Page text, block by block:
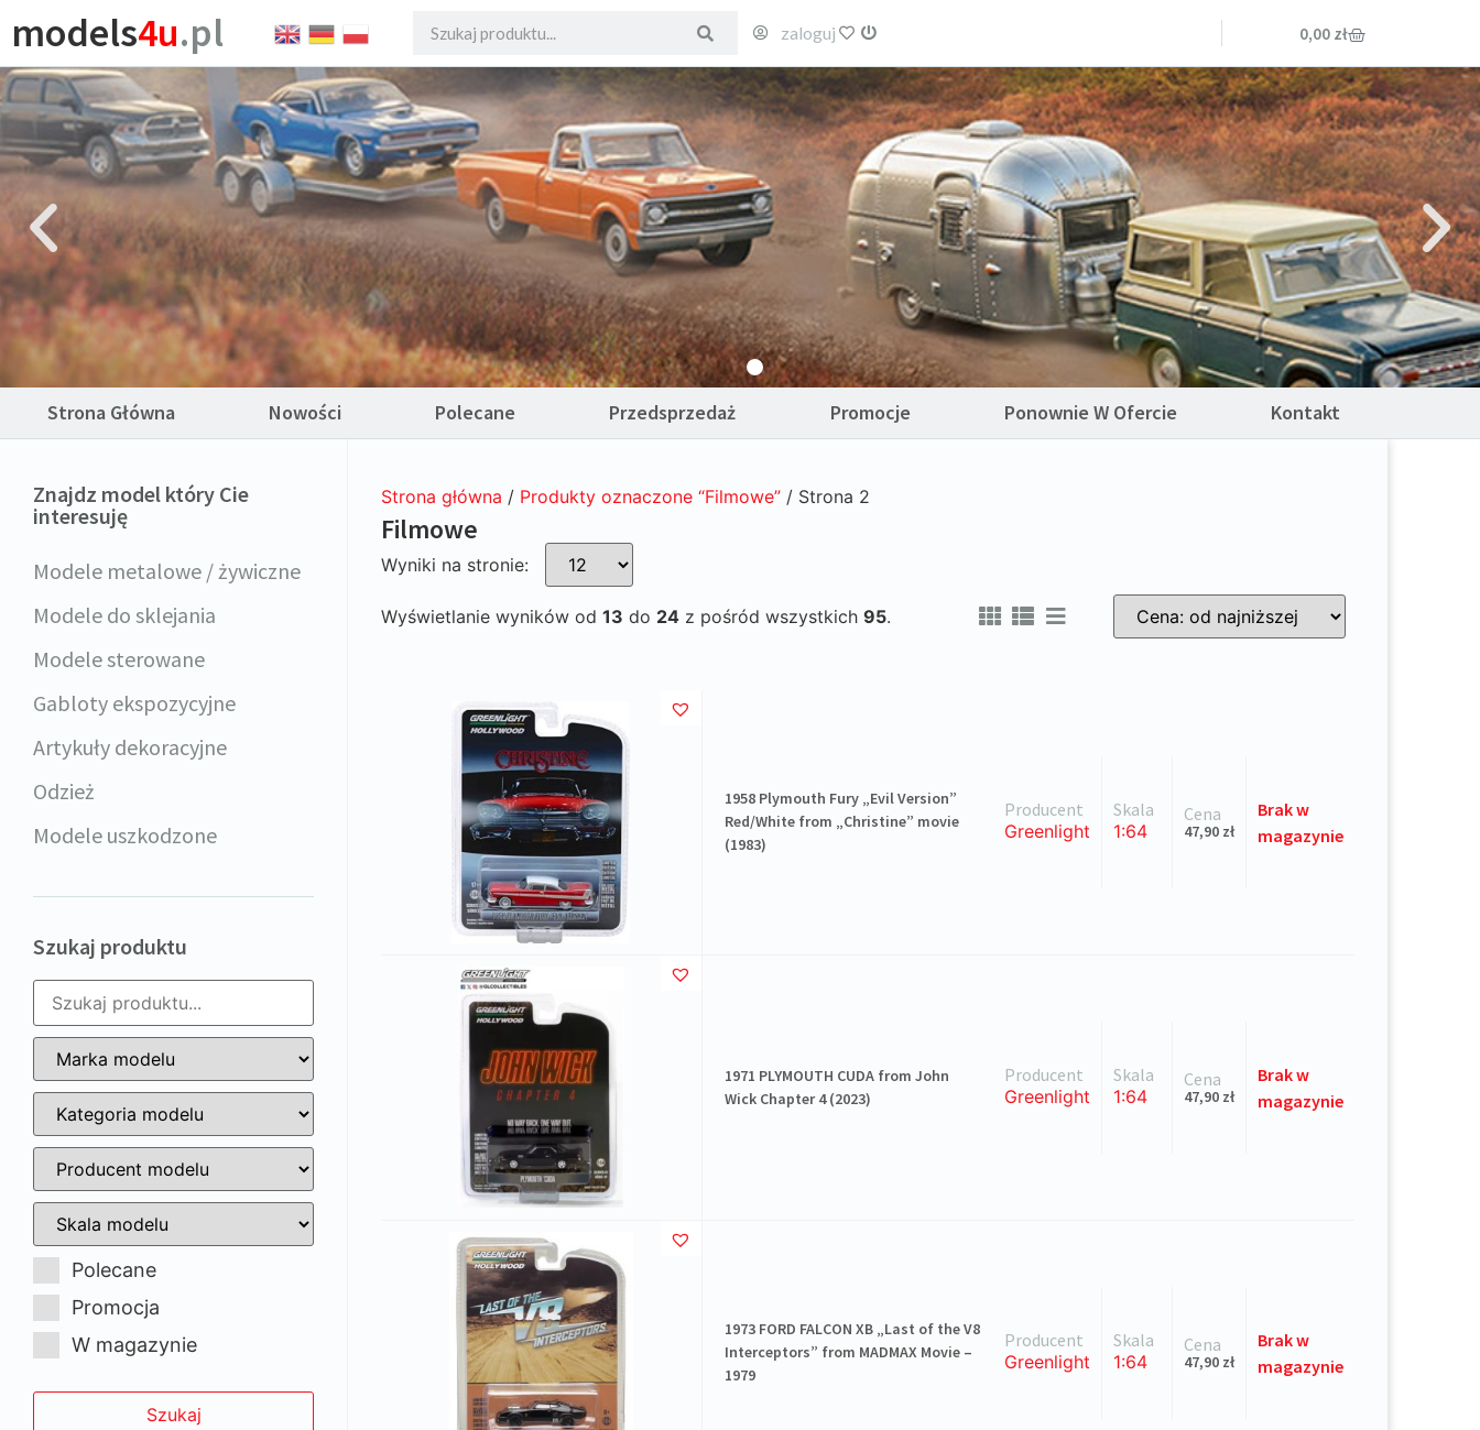
models4u.pl zaloguj ulubione 0,00 zł
Strona Główna Nowości Polecane Przedsprzedaż Promocje Ponownie W Ofercie Kontakt
Znajdz model który Cie
interesuję
Modele metalowe / żywiczne
Modele do sklejania
Modele sterowane
Gabloty ekspozycyjne
Artykuły dekoracyjne
Odzież
Modele uszkodzone
Szukaj produktu
Polecane
Promocja
W magazynie
Strona główna / Produkty oznaczone “Filmowe” / Strona 2
Filmowe
Wyniki na stronie:
Wyświetlanie wyników od 13 do 24 z pośród wszystkich 95.
Sort Products
1958 Plymouth Fury „Evil Version”
Red/White from „Christine” movie
(1983)
Producent
Greenlight
Skala
1:64
Cena
47,90 zł
Brakw
magazynie
1971 PLYMOUTH CUDA from John
Wick Chapter 4 (2023)
Producent
Greenlight
Skala
1:64
Cena
47,90 zł
Brakw
magazynie
1973 FORD FALCON XB „Last of the V8
Interceptors” from MADMAX Movie –
1979
Producent
Greenlight
Skala
1:64
Cena
47,90 zł
Brakw
magazynie